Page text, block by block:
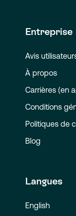
Entreprise
Avis
À propos
Carrières (en
Conditions
Politiques de
Blog
Langues
English